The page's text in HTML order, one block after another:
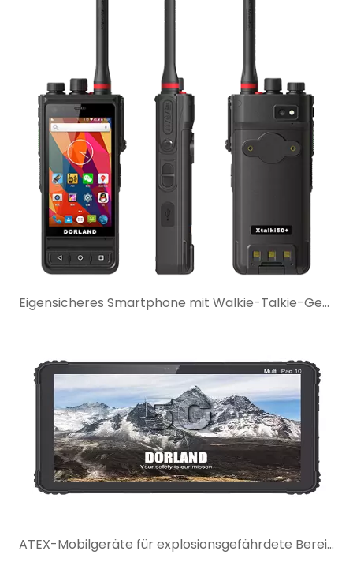
Eigensicheres Smartphone mit Walkie-Talkie-Gegensprechanlage: Wann ist es die bessere Wahl?
ATEX-Mobilgeräte für explosionsgefährdete Bereiche: Was Käufer vor der Auswahl prüfen sollten